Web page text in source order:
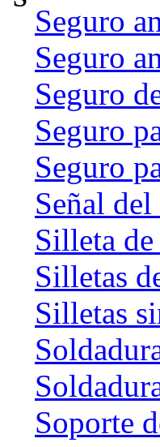
Seguro
Seguro
Seguro
Seguro
Seguro
Señal
Silleta
Silletas
Silletas
Soporte